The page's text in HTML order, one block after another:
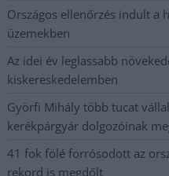
Országos ellenőrzés indult a
üzemekben
Az idei év leglassabb
kiskereskedelemben
Györfi Mihály több tucat
kerékpárgyár dolgozóinak
41 fok fölé forrósodott az
rekord is megdőlt